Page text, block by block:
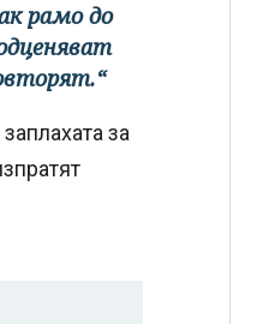
рамо до
за